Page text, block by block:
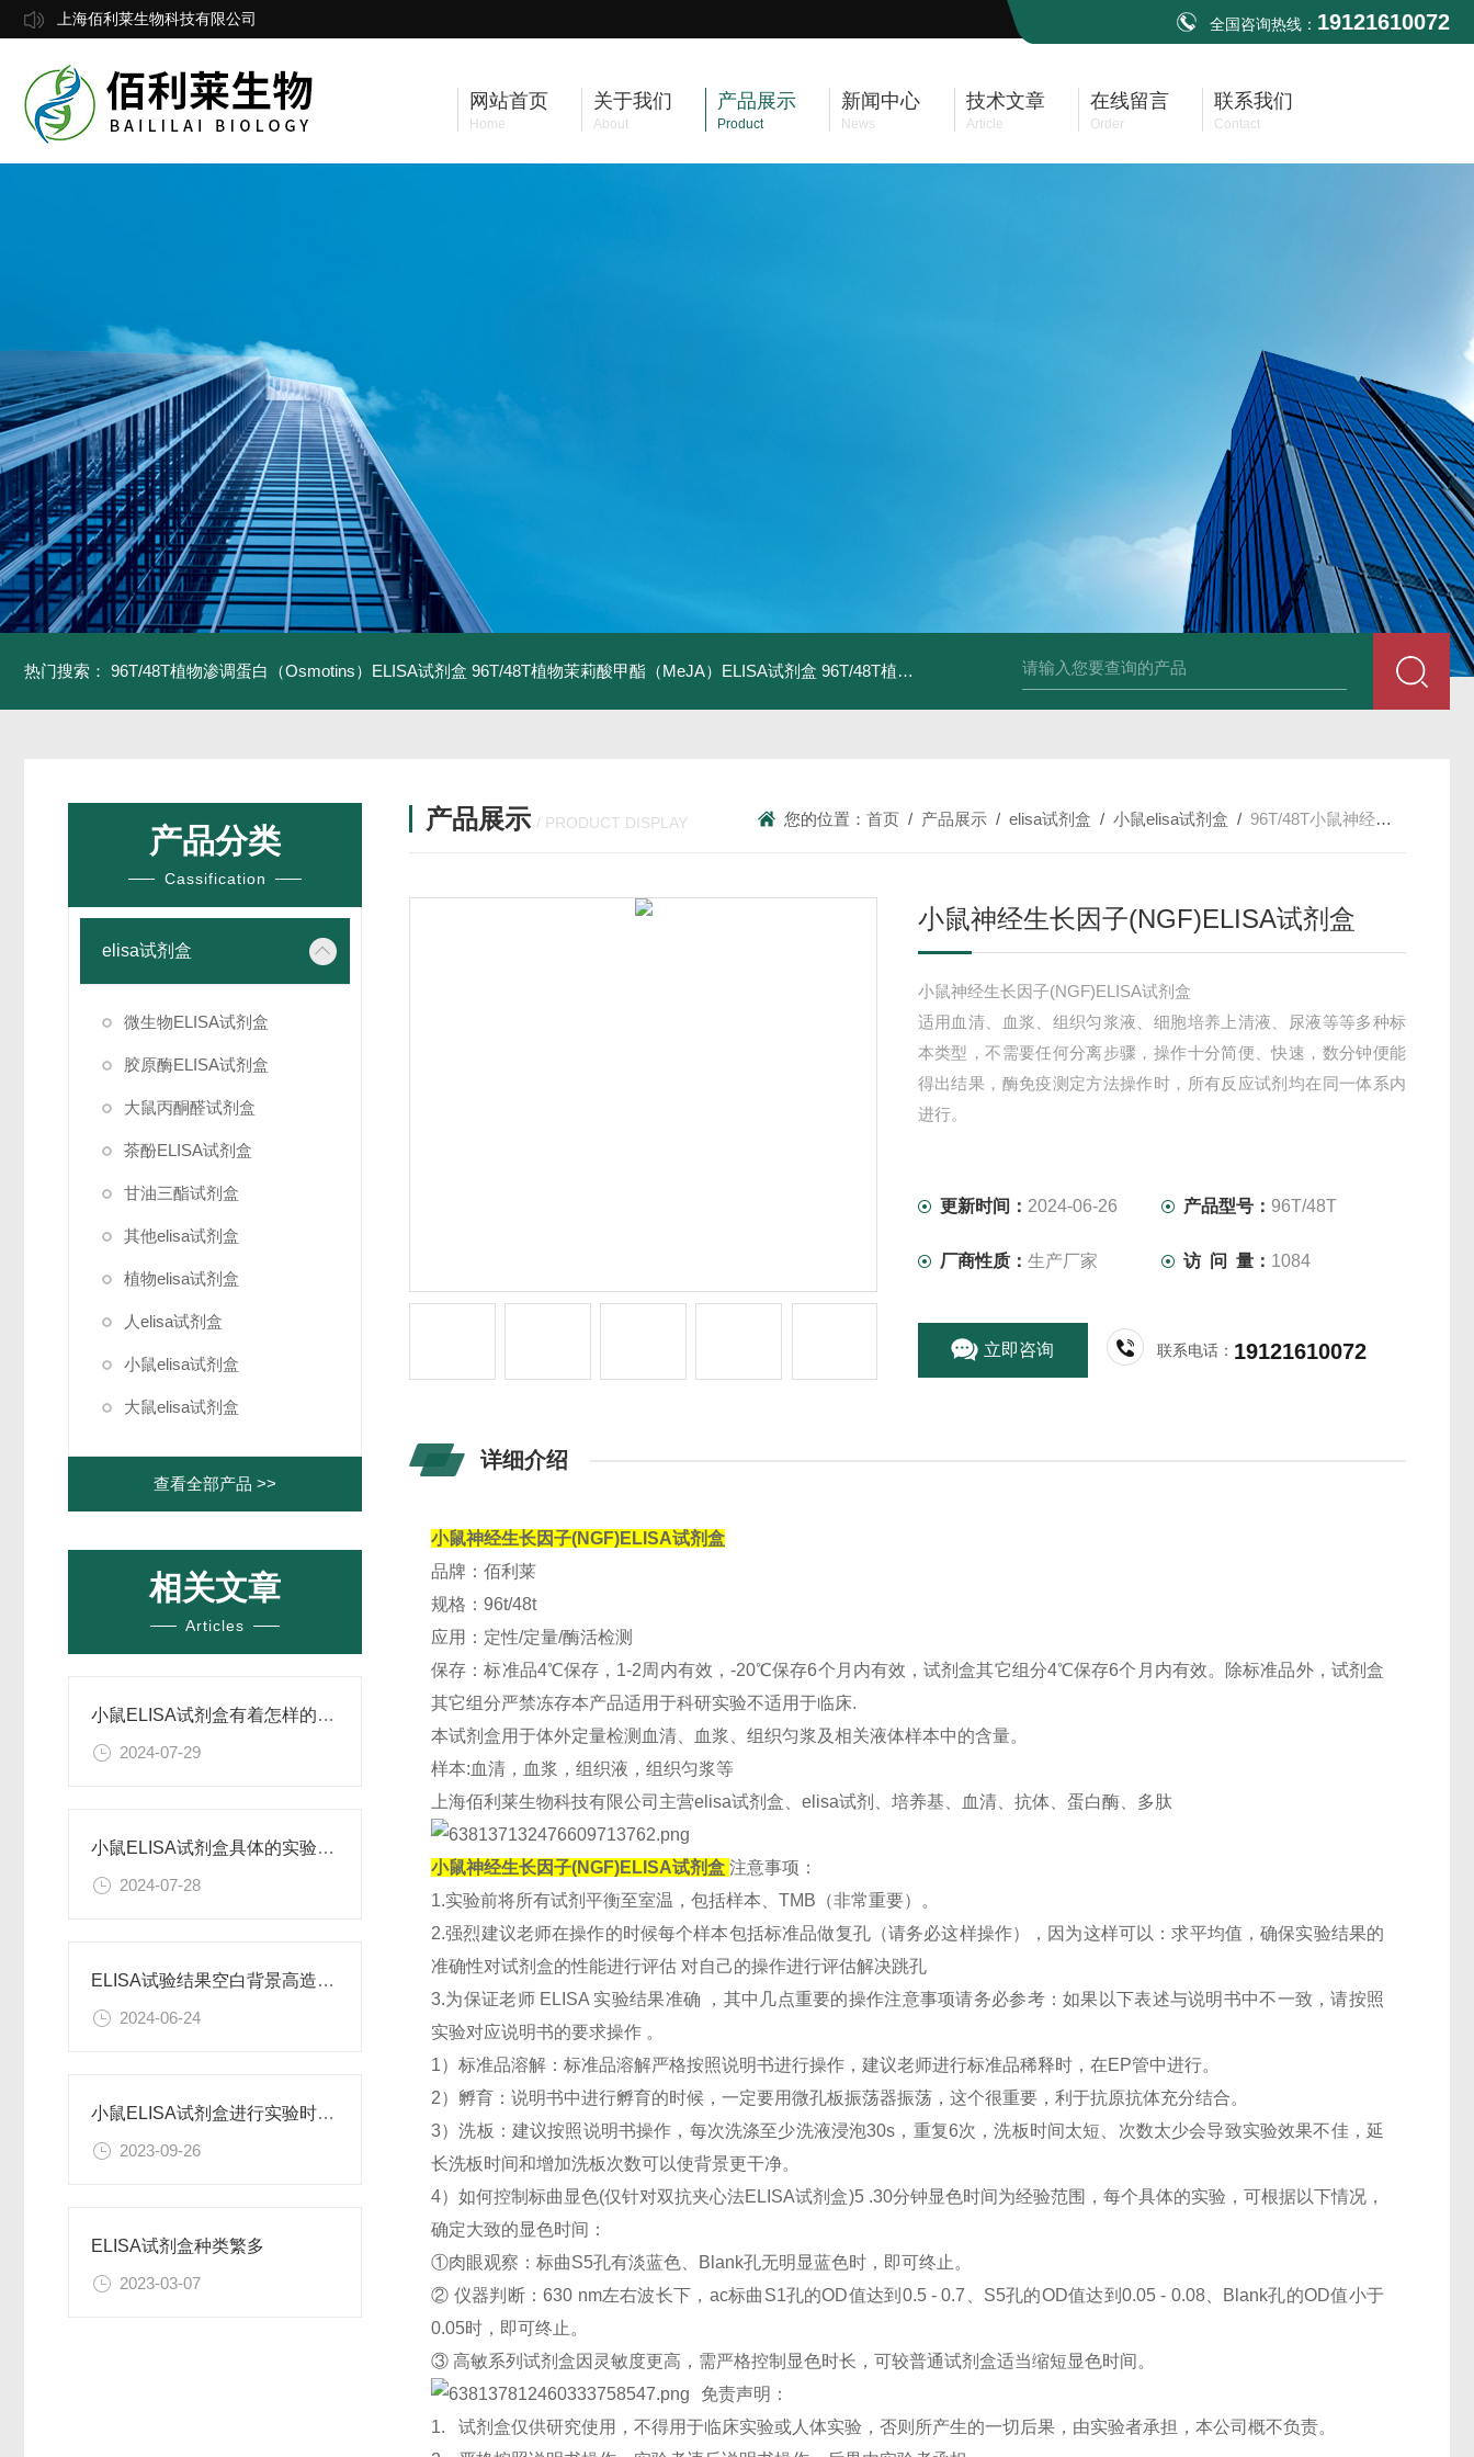
上海佰利莱生物科技有限公司 全国咨询热线： 19121610072
网站首页
Home
关于我们
About
产品展示
Product
新闻中心
News
技术文章
Article
在线留言
Order
联系我们
Contact
热门搜索： 96T/48T植物渗调蛋白（Osmotins）ELISA试剂盒 96T/48T植物茉莉酸甲酯（MeJA）ELISA试剂盒 96T/48T植物茉莉酸（JA）ELISA试剂盒 96T/48T植物可溶性淀粉（s-starch）ELISA试剂
产品分类
Cassification
elisa试剂盒
微生物ELISA试剂盒
胶原酶ELISA试剂盒
大鼠丙酮醛试剂盒
茶酚ELISA试剂盒
甘油三酯试剂盒
其他elisa试剂盒
植物elisa试剂盒
人elisa试剂盒
小鼠elisa试剂盒
大鼠elisa试剂盒
查看全部产品 >>
相关文章
Articles
小鼠ELISA试剂盒有着怎样的特点呢？
2024-07-29
小鼠ELISA试剂盒具体的实验步骤是怎样的呢？
2024-07-28
ELISA试验结果空白背景高造成原因
2024-06-24
小鼠ELISA试剂盒进行实验时需要注意什么呢？
2023-09-26
ELISA试剂盒种类繁多
2023-03-07
产品展示 / PRODUCT DISPLAY 您的位置：首页 / 产品展示 /elisa试剂盒 /小鼠elisa试剂盒 / 96T/48T小鼠神经生长因子(NGF)ELISA试剂盒
小鼠神经生长因子(NGF)ELISA试剂盒
小鼠神经生长因子(NGF)ELISA试剂盒
适用血清、血浆、组织匀浆液、细胞培养上清液、尿液等等多种标
本类型，不需要任何分离步骤，操作十分简便、快速，数分钟便能
得出结果，酶免疫测定方法操作时，所有反应试剂均在同一体系内
进行。
更新时间： 2024-06-26 产品型号： 96T/48T
厂商性质： 生产厂家 访 问 量： 1084
立即咨询 联系电话： 19121610072
详细介绍
小鼠神经生长因子(NGF)ELISA试剂盒
品牌：佰利莱
规格：96t/48t
应用：定性/定量/酶活检测
保存：标准品4℃保存，1-2周内有效，-20℃保存6个月内有效，试剂盒其它组分4℃保存6个月内有效。除标准品外，试剂盒
其它组分严禁冻存本产品适用于科研实验不适用于临床.
本试剂盒用于体外定量检测血清、血浆、组织匀浆及相关液体样本中的含量。
样本:血清，血浆，组织液，组织匀浆等
上海佰利莱生物科技有限公司主营elisa试剂盒、elisa试剂、培养基、血清、抗体、蛋白酶、多肽
小鼠神经生长因子(NGF)ELISA试剂盒 注意事项：
1.实验前将所有试剂平衡至室温，包括样本、TMB（非常重要）。
2.强烈建议老师在操作的时候每个样本包括标准品做复孔（请务必这样操作），因为这样可以：求平均值，确保实验结果的
准确性对试剂盒的性能进行评估 对自己的操作进行评估解决跳孔
3.为保证老师 ELISA 实验结果准确 ，其中几点重要的操作注意事项请务必参考：如果以下表述与说明书中不一致，请按照
实验对应说明书的要求操作 。
1）标准品溶解：标准品溶解严格按照说明书进行操作，建议老师进行标准品稀释时，在EP管中进行。
2）孵育：说明书中进行孵育的时候，一定要用微孔板振荡器振荡，这个很重要，利于抗原抗体充分结合。
3）洗板：建议按照说明书操作，每次洗涤至少洗液浸泡30s，重复6次，洗板时间太短、次数太少会导致实验效果不佳，延
长洗板时间和增加洗板次数可以使背景更干净。
4）如何控制标曲显色(仅针对双抗夹心法ELISA试剂盒)5 .30分钟显色时间为经验范围，每个具体的实验，可根据以下情况，
确定大致的显色时间：
①肉眼观察：标曲S5孔有淡蓝色、Blank孔无明显蓝色时，即可终止。
② 仪器判断：630 nm左右波长下，ac标曲S1孔的OD值达到0.5 - 0.7、S5孔的OD值达到0.05 - 0.08、Blank孔的OD值小于
0.05时，即可终止。
③ 高敏系列试剂盒因灵敏度更高，需严格控制显色时长，可较普通试剂盒适当缩短显色时间。
免责声明：
1. 试剂盒仅供研究使用，不得用于临床实验或人体实验，否则所产生的一切后果，由实验者承担，本公司概不负责。